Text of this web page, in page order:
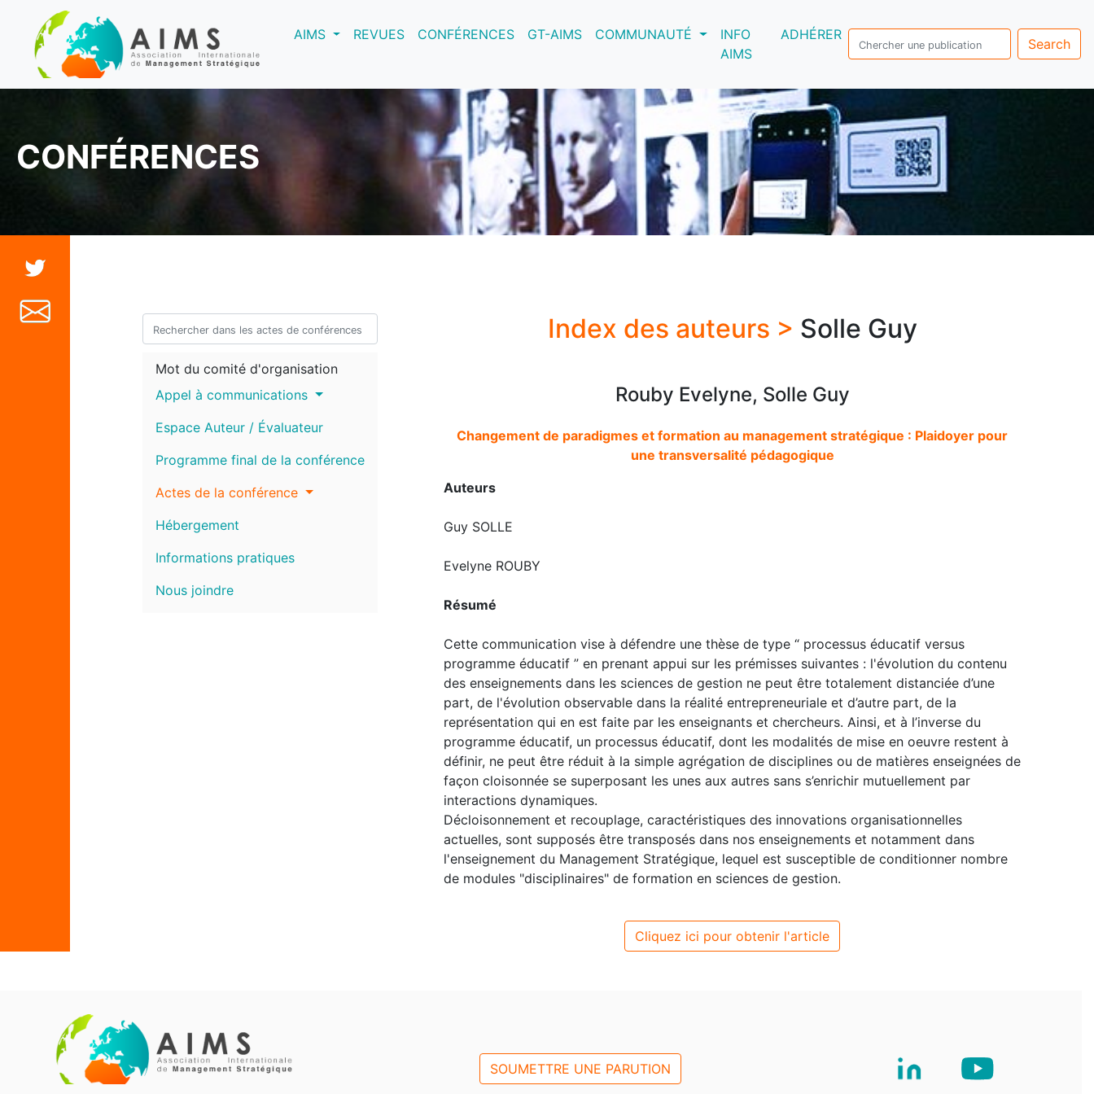
AIMS(current)REVUES CONFÉRENCES GT-AIMS COMMUNAUTÉ
INFO
AIMS
ADHÉRER
Search
CONFÉRENCES
Mot du comité d'organisation
Appel à communications
Espace Auteur / Évaluateur
Programme final de la conférence
Actes de la conférence
Hébergement
Informations pratiques
Nous joindre
Index des auteurs > Solle Guy
Rouby Evelyne, Solle Guy
Changement de paradigmes et formation au management stratégique : Plaidoyer pour
une transversalité pédagogique
Auteurs
Guy SOLLE
Evelyne ROUBY
Résumé
Cette communication vise à défendre une thèse de type “ processus éducatif versus
programme éducatif ” en prenant appui sur les prémisses suivantes : l'évolution du contenu
des enseignements dans les sciences de gestion ne peut être totalement distanciée d’une
part, de l'évolution observable dans la réalité entrepreneuriale et d’autre part, de la
représentation qui en est faite par les enseignants et chercheurs. Ainsi, et à l’inverse du
programme éducatif, un processus éducatif, dont les modalités de mise en oeuvre restent à
définir, ne peut être réduit à la simple agrégation de disciplines ou de matières enseignées de
façon cloisonnée se superposant les unes aux autres sans s’enrichir mutuellement par
interactions dynamiques.
Décloisonnement et recouplage, caractéristiques des innovations organisationnelles
actuelles, sont supposés être transposés dans nos enseignements et notamment dans
l'enseignement du Management Stratégique, lequel est susceptible de conditionner nombre
de modules "disciplinaires" de formation en sciences de gestion.
Cliquez ici pour obtenir l'article
SOUMETTRE UNE PARUTION